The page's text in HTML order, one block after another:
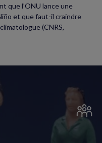
que l’ONU lance une
et que faut-il craindre
(CNRS,